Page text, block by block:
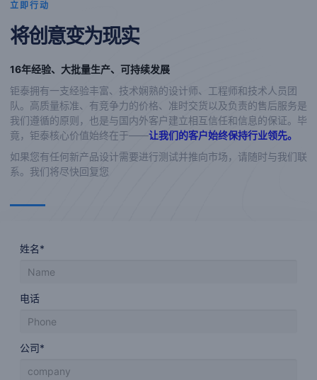
立即行动
将创意变为现实
16年经验、大批量生产、可持续发展
钜泰拥有一支经验丰富、技术娴熟的设计师、工程师和技术人员团
队。高质量标准、有竞争力的价格、准时交货以及负责的售后服务是
我们遵循的原则，也是与国内外客户建立相互信任和信息的保证。毕
竟，钜泰核心价值始终在于——让我们的客户始终保持行业领先。
如果您有任何新产品设计需要进行测试并推向市场，请随时与我们联
系。我们将尽快回复您
姓名*
电话
公司*